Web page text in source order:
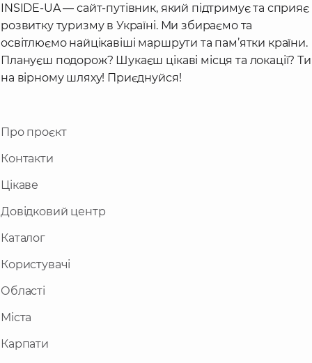
INSIDE-UA — сайт-путівник, який підтримує та сприяє
розвитку туризму в Україні. Ми збираємо та
освітлюємо найцікавіші маршрути та пам’ятки країни.
Плануєш подорож? Шукаєш цікаві місця та локації? Ти
на вірному шляху! Приєднуйся!
Про проєкт
Контакти
Цікаве
Довідковий центр
Каталог
Користувачі
Області
Міста
Карпати